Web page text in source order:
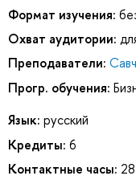
Формат изучения:
Охват аудитории:
Преподаватели:
Прогр. обучения:
Язык: русский
Кредиты: 6
Контактные часы: 28